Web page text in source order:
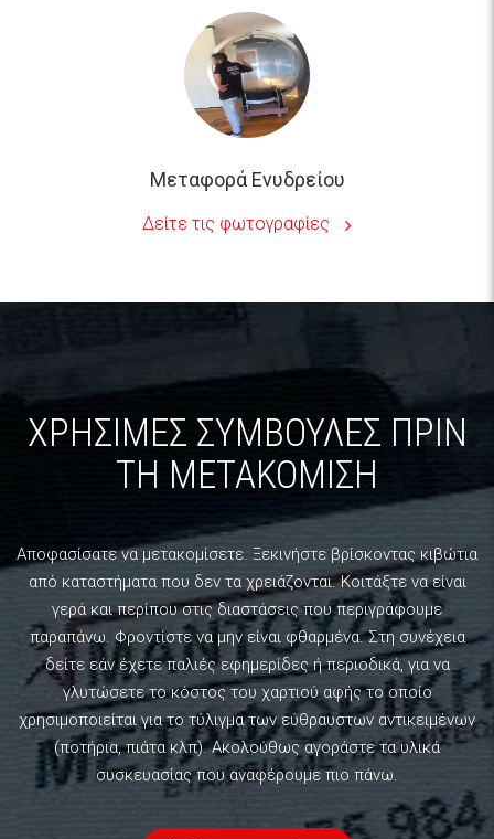
Μεταφορά Ενυδρείου
Δείτε τις φωτογραφίες
ΧΡΗΣΙΜΕΣ ΣΥΜΒΟΥΛΕΣ ΠΡΙΝ
ΤΗ ΜΕΤΑΚΟΜΙΣΗ
Αποφασίσατε να μετακομίσετε. Ξεκινήστε βρίσκοντας κιβώτια
από καταστήματα που δεν τα χρειάζονται. Κοιτάξτε να είναι
γερά και περίπου στις διαστάσεις που περιγράφουμε
παραπάνω. Φροντίστε να μην είναι φθαρμένα. Στη συνέχεια
δείτε εάν έχετε παλιές εφημερίδες ή περιοδικά, για να
γλυτώσετε το κόστος του χαρτιού αφής το οποίο
χρησιμοποιείται για το τύλιγμα των εύθραυστων αντικειμένων
(ποτήρια, πιάτα κλπ). Ακολούθως αγοράστε τα υλικά
συσκευασίας που αναφέρουμε πιο πάνω.
Διαβάστε περισσότερα